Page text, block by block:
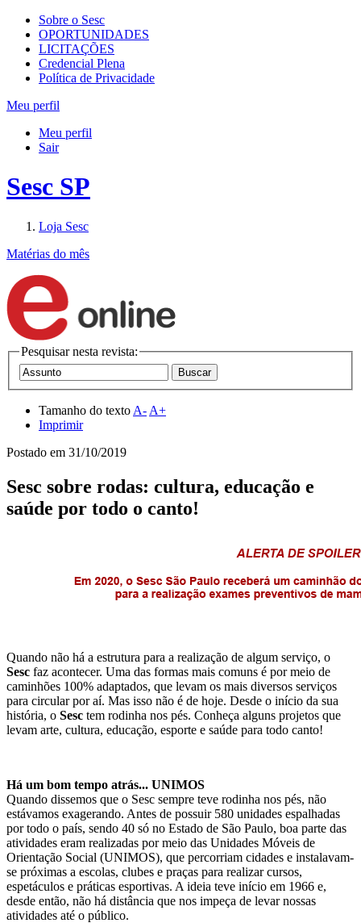
Sobre o Sesc
OPORTUNIDADES
LICITAÇÕES
Credencial Plena
Política de Privacidade
Meu perfil
Meu perfil
Sair
Sesc SP
Loja Sesc
Matérias do mês
Pesquisar nesta revista:
Tamanho do texto A- A+
Imprimir
Postado em 31/10/2019
Sesc sobre rodas: cultura, educação e
saúde por todo o canto!
Quando não há a estrutura para a realização de algum serviço, o
Sesc faz acontecer. Uma das formas mais comuns é por meio de
caminhões 100% adaptados, que levam os mais diversos serviços
para circular por aí. Mas isso não é de hoje. Desde o início da sua
história, o Sesc tem rodinha nos pés. Conheça alguns projetos que
levam arte, cultura, educação, esporte e saúde para todo canto!
Há um bom tempo atrás... UNIMOS
Quando dissemos que o Sesc sempre teve rodinha nos pés, não
estávamos exagerando. Antes de possuir 580 unidades espalhadas
por todo o país, sendo 40 só no Estado de São Paulo, boa parte das
atividades eram realizadas por meio das Unidades Móveis de
Orientação Social (UNIMOS), que percorriam cidades e instalavam-
se próximas a escolas, clubes e praças para realizar cursos,
espetáculos e práticas esportivas. A ideia teve início em 1966 e,
desde então, não há distância que nos impeça de levar nossas
atividades até o público.